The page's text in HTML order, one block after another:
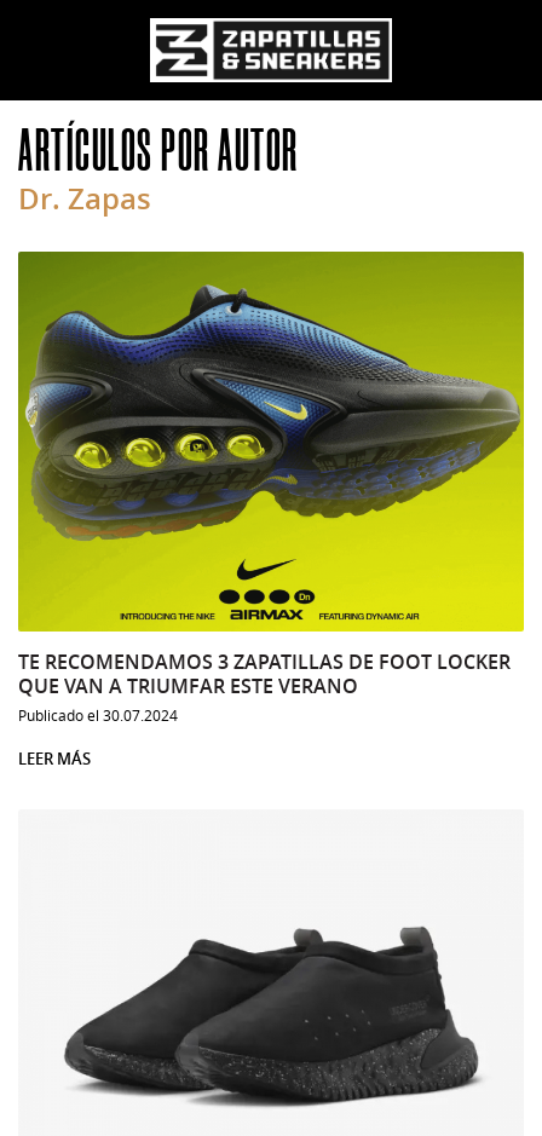
Pasar al contenido principal
ARTÍCULOS POR AUTOR
Dr. Zapas
TE RECOMENDAMOS 3 ZAPATILLAS DE FOOT LOCKER
QUE VAN A TRIUMFAR ESTE VERANO
Publicado el 30.07.2024
LEER MÁS